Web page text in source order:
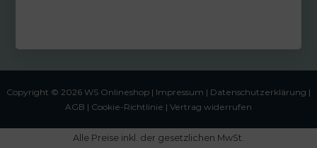
Copyright © 2026 WS Onlineshop | Impressum | Datenschutzerklärung |
AGB | Cookie-Richtlinie | Vertrag widerrufen
Alle Preise inkl. der gesetzlichen MwSt.